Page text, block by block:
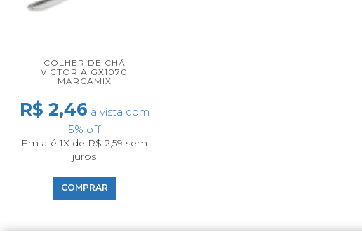
COLHER DE CHÁ
VICTORIA GX1070
MARCAMIX
R$ 2,46 à vista com
5% off
Em até 1X de R$ 2,59 sem
juros
COMPRAR